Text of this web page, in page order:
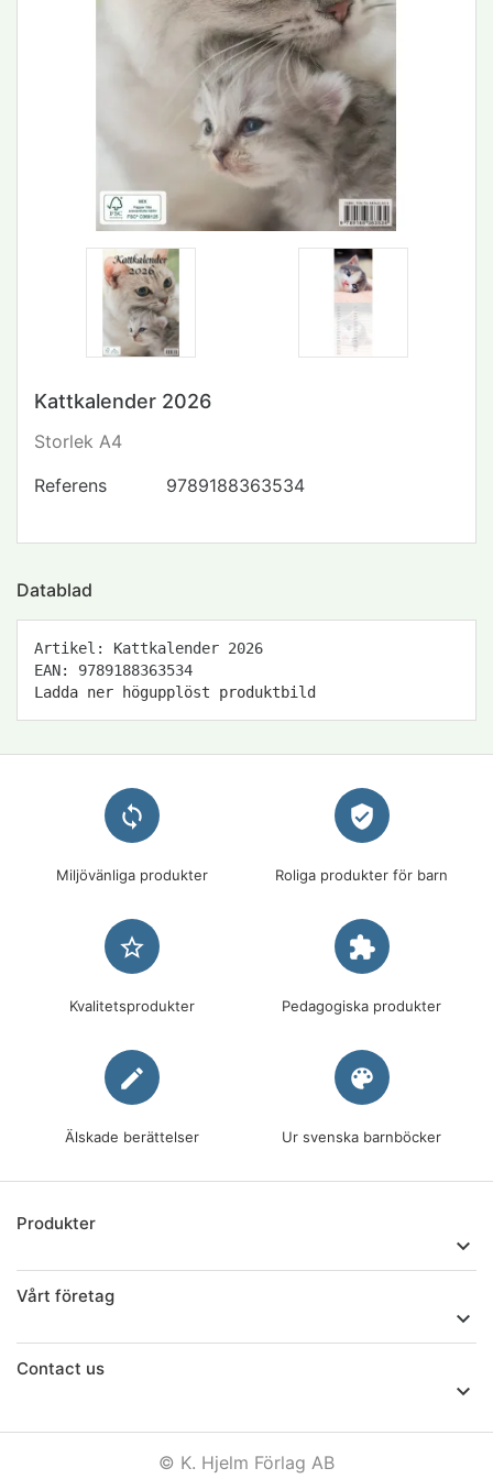
Kattkalender 2026
Storlek A4
Referens
9789188363534
Datablad
Artikel: Kattkalender 2026
EAN: 9789188363534
Ladda ner högupplöst produktbild
loop
Miljövänliga produkter
verified_user
Roliga produkter för barn
star_border
Kvalitetsprodukter
extension
Pedagogiska produkter
edit
Älskade berättelser
palette
Ur svenska barnböcker
Produkter

Vårt företag

Contact us

© K. Hjelm Förlag AB